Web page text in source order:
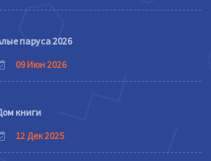
паруса 2026
09 Июн 2026
книги
12 Дек 2025